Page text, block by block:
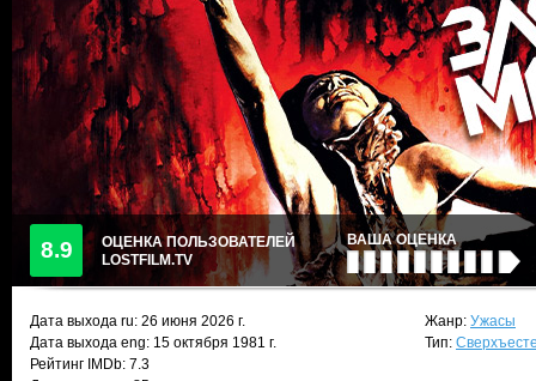
8.9
ОЦЕНКА ПОЛЬЗОВАТЕЛЕЙ
LOSTFILM.TV
ВАША ОЦЕНКА
Дата выхода ru: 26 июня 2026 г.
Дата выхода eng: 15 октября 1981 г.
Рейтинг IMDb: 7.3
Жанр: Ужасы
Тип: